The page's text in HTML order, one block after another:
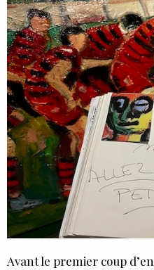
Avant le premier coup